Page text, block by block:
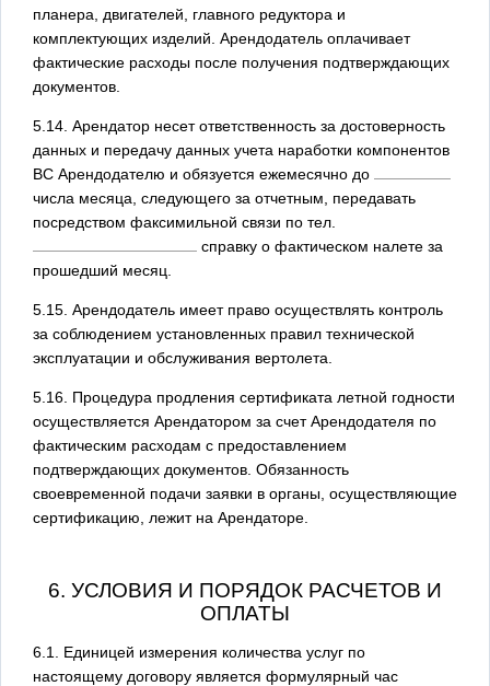
планера, двигателей, главного редуктора и
комплектующих изделий. Арендодатель оплачивает
фактические расходы после получения подтверждающих
документов.
5.14. Арендатор несет ответственность за достоверность
данных и передачу данных учета наработки компонентов
ВС Арендодателю и обязуется ежемесячно до
числа месяца, следующего за отчетным, передавать
посредством факсимильной связи по тел.
справку о фактическом налете за
прошедший месяц.
5.15. Арендодатель имеет право осуществлять контроль
за соблюдением установленных правил технической
эксплуатации и обслуживания вертолета.
5.16. Процедура продления сертификата летной годности
осуществляется Арендатором за счет Арендодателя по
фактическим расходам с предоставлением
подтверждающих документов. Обязанность
своевременной подачи заявки в органы, осуществляющие
сертификацию, лежит на Арендаторе.
6. УСЛОВИЯ И ПОРЯДОК РАСЧЕТОВ И
ОПЛАТЫ
6.1. Единицей измерения количества услуг по
настоящему договору является формулярный час